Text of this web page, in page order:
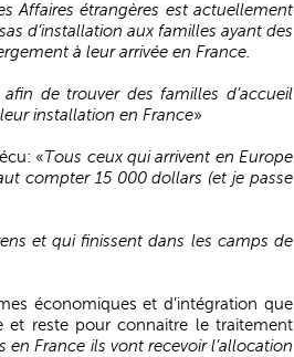
Affaires étrangères est actuellement
d’installation aux familles ayant des
à leur arrivée en France.
de trouver des familles d’accueil
installation en France»
«Tous ceux qui arrivent en Europe
compter 15 000 dollars (et je passe
et qui finissent dans les camps de
économiques et d’intégration que
reste pour connaitre le traitement
en France ils vont recevoir l’allocation